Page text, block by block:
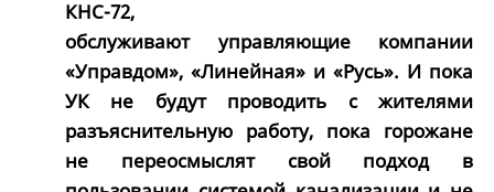
КНС-72,
обслуживают управляющие компании
«Управдом», «Линейная» и «Русь». И пока
УК не будут проводить с жителями
разъяснительную работу, пока горожане
не переосмыслят свой подход в